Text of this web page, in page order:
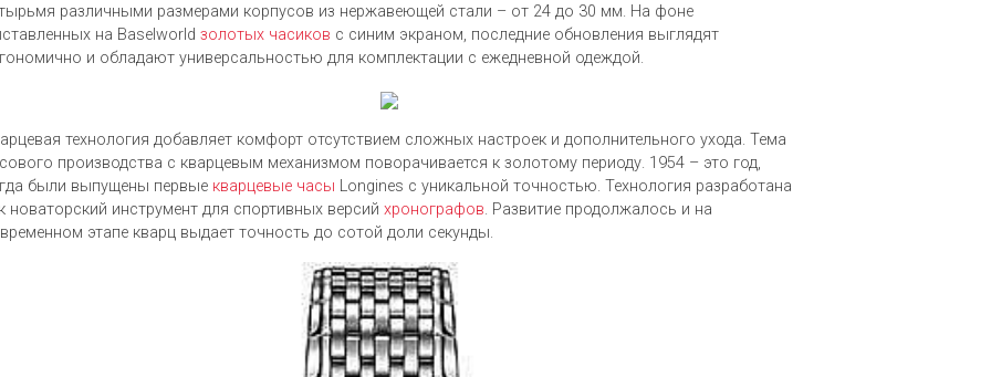
различными размерами корпусов из нержавеющей стали – от 24 до 30 мм. На фоне
на Baselworld золотых часиков с синим экраном, последние обновления выглядят
и обладают универсальностью для комплектации с ежедневной одеждой.
технология добавляет комфорт отсутствием сложных настроек и дополнительного ухода. Тема
производства с кварцевым механизмом поворачивается к золотому периоду. 1954 – это год,
были выпущены первые кварцевые часы Longines с уникальной точностью. Технология разработана
новаторский инструмент для спортивных версий хронографов. Развитие продолжалось и на
этапе кварц выдает точность до сотой доли секунды.